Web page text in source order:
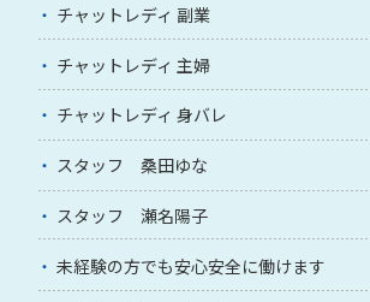
チャットレディ 副業
チャットレディ 主婦
チャットレディ 身バレ
スタッフ 桑田ゆな
スタッフ 瀬名陽子
未経験の方でも安心安全に働けます